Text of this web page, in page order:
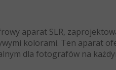
aparat SLR,
kolorami. Ten aparat
dla fotografów na